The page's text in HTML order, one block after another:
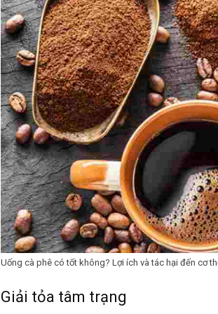
Uống cà phê có tốt không? Lợi ích và tác hại đến cơ
Giải tỏa tâm trạng